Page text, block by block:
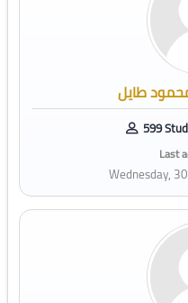
طايل
599
Last
Wednesday,